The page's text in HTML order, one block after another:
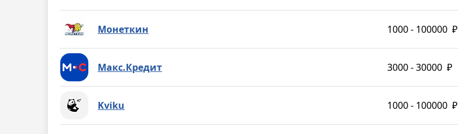
Монеткин 1000 - 100000 ₽
Макс.Кредит 3000 - 30000 ₽
Kviku 1000 - 100000 ₽